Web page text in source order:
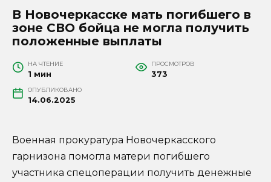
В Новочеркасске мать погибшего в
зоне СВО бойца не могла получить
положенные выплаты
НА ЧТЕНИЕ
1 мин
ПРОСМОТРОВ
373
ОПУБЛИКОВАНО
14.06.2025
Военная прокуратура Новочеркасского
гарнизона помогла матери погибшего
участника спецоперации получить денежные